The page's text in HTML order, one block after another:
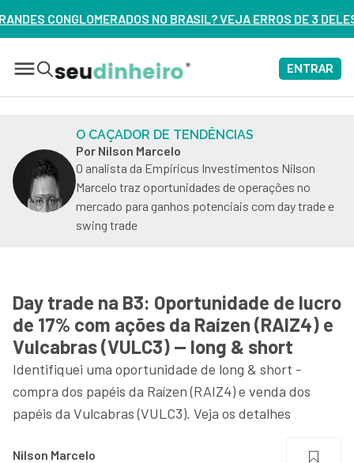
NO BRASIL? VEJA ERROS DE 3 DELES – ASSISTA AGORA
ENTRAR
O CAÇADOR DE TENDÊNCIAS
Por Nilson Marcelo
O analista da Empiricus Investimentos Nilson
Marcelo traz oportunidades de operações no
mercado para ganhos potenciais com day trade e
swing trade
Day trade na B3: Oportunidade de lucro
de 17% com ações da Raízen (RAIZ4) e
Vulcabras (VULC3) — long & short
Identifiquei uma oportunidade de long & short -
compra dos papéis da Raízen (RAIZ4) e venda dos
papéis da Vulcabras (VULC3). Veja os detalhes
Nilson Marcelo